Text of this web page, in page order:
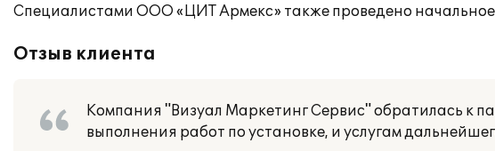
Специалистами ООО «ЦИТ Армекс» также проведено начальное
Отзыв клиента
Компания "Визуал Маркетинг Сервис" обратилась к
выполнения работ по установке, и услугам